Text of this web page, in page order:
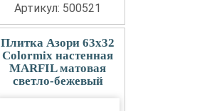
Артикул: 500521
Плитка Азори 63x32
Colormix настенная
MARFIL матовая
светло-бежевый